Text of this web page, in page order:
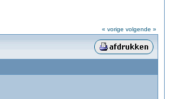
« vorige volgende »